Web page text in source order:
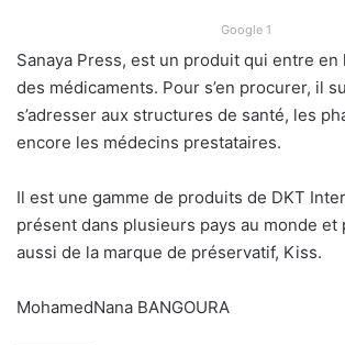
Google 1
Sanaya Press, est un produit qui entre
des médicaments. Pour s’en procurer, il
s’adresser aux structures de santé, les
encore les médecins prestataires.
Il est une gamme de produits de DKT
présent dans plusieurs pays au monde et
aussi de la marque de préservatif, Kiss.
MohamedNana BANGOURA